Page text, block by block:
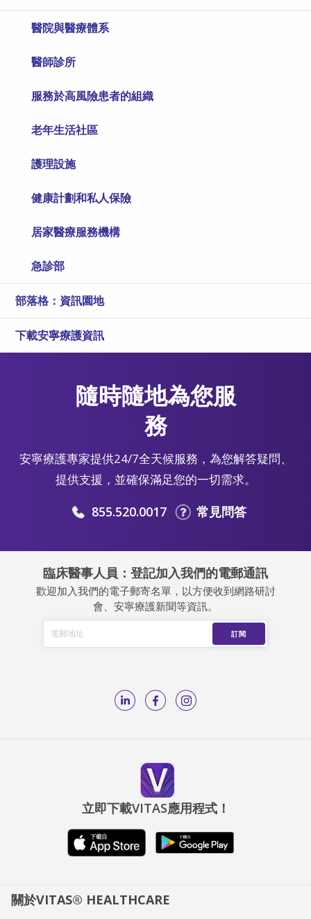
醫院與醫療體系
醫師診所
服務於高風險患者的組織
老年生活社區
護理設施
健康計劃和私人保險
居家醫療服務機構
急診部
部落格：資訊園地
下載安寧療護資訊
隨時隨地為您服
務
安寧療護專家提供24/7全天候服務，為您解答疑問、
提供支援，並確保滿足您的一切需求。
855.520.0017 常見問答
臨床醫事人員：登記加入我們的電郵通訊
歡迎加入我們的電子郵寄名單，以方便收到網路研討
會、安寧療護新聞等資訊。
立即下載VITAS應用程式！
關於VITAS® HEALTHCARE